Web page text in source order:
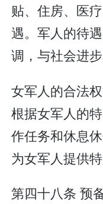
贴、住房、医
遇。军人的待
调，与社会进步
女军人的合法
根据女军人的
作任务和休息
为女军人提供特
第四十八条 预